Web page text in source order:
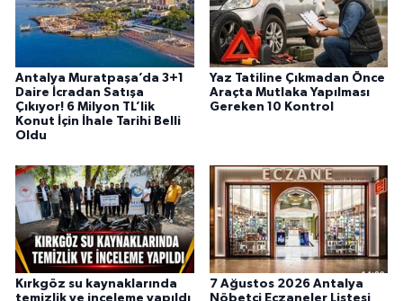
Antalya Muratpaşa’da 3+1
Daire İcradan Satışa
Çıkıyor! 6 Milyon TL’lik
Konut İçin İhale Tarihi Belli
Oldu
Yaz Tatiline Çıkmadan Önce
Araçta Mutlaka Yapılması
Gereken 10 Kontrol
Kırkgöz su kaynaklarında
temizlik ve inceleme yapıldı
7 Ağustos 2026 Antalya
Nöbetçi Eczaneler Listesi